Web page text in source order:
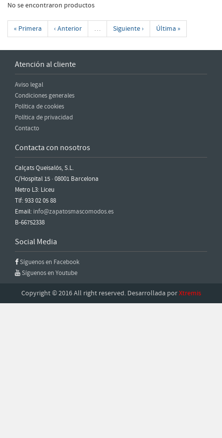
No se encontraron productos
« Primera ‹ Anterior … Siguiente › Última »
Atención al cliente
Aviso legal
Condiciones generales
Política de cookies
Política de privacidad
Contacto
Contacta con nosotros
Calçats Queisalós, S.L.
C/Hospital 15 · 08001 Barcelona
Metro L3: Liceu
Tlf: 933 02 05 88
Email: info@zapatosmascomodos.es
B-66752338
Social Media
Síguenos en Facebook
Síguenos en Youtube
Copyright © 2016 All right reserved. Desarrollada porXtremis